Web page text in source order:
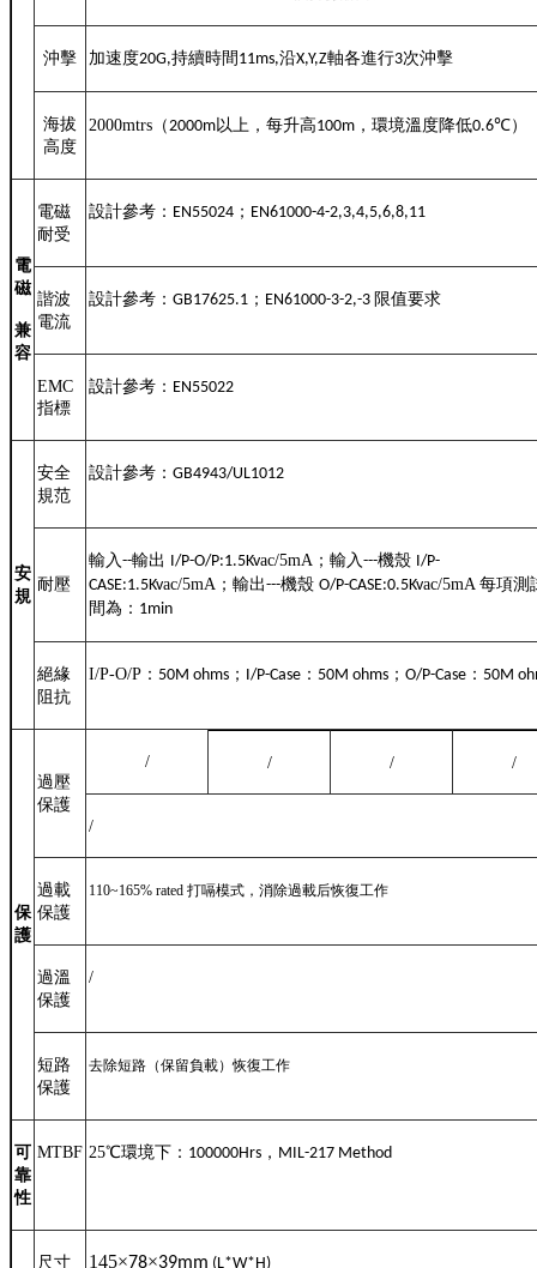
沖擊 加速度20G,持續時間 11ms,沿X,Y,Z軸各進行3次沖擊
海拔
高度
2000mtrs （2000m以上，每升高100m ，環境溫度降低0.6℃）
電
磁
兼
容
電磁
耐受
設計參考： EN55024 ； EN61000-4-2,3,4,5,6,8,11
諧波
電流
設計參考： GB17625.1 ； EN61000-3-2,-3 限值要求
EMC
指標
設計參考： EN55022
安
規
安全
規范
設計參考： GB4943/UL1012
耐壓
輸入 --輸出 I/P-O/P:1.5Kvac/5mA ；輸入 ---機殼 I/P-
CASE:1.5Kvac/5mA ；輸出---機殼 O/P-CASE:0.5Kvac/5mA 每項測
間為： 1min
絕緣
阻抗
I/P-O/P ： 50M ohms ； I/P-Case ： 50M ohms ； O/P-Case ： 50M
保
護
過壓
保護
/ / / /
/
過載
保護
110~165% rated 打嗝模式，消除過載后恢復工作
過溫
保護
/
短路
保護
去除短路（保留負載）恢復工作
可
靠
性
MTBF 25℃環境下： 100000Hrs ， MIL-217 Method
尺寸 145×78×39mm (L*W*H)